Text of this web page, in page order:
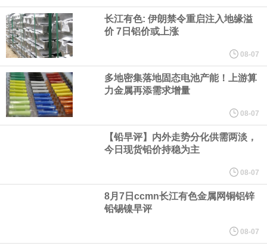
用人形机器人、四足机器人等产品。
美国总统特朗普6日否认他对国防部长赫格塞思不满，称对赫格塞思
所做的工作“非常满意”。特朗普在社交媒体上发帖称，一些媒体有关
他与赫格塞思就弹药短缺问题发生冲突的报道是“完全没有根据的谣
言”，他对赫格塞思所做的工作“非常满意”。
据报道，威刚近日在法说会上表示，在需求增加、价格走高及货源
稳定的三大有利因素带动下，预期第3季度营运将优于第2季度，并
长江有色: 伊朗禁令重启注入地缘溢
价 7日铝价或上涨
08-07
多地密集落地固态电池产能！上游算
力金属再添需求增量
08-07
【铅早评】内外走势分化供需两淡，
今日现货铅价持稳为主
08-07
8月7日ccmn长江有色金属网铜铝锌
铅锡镍早评
08-07